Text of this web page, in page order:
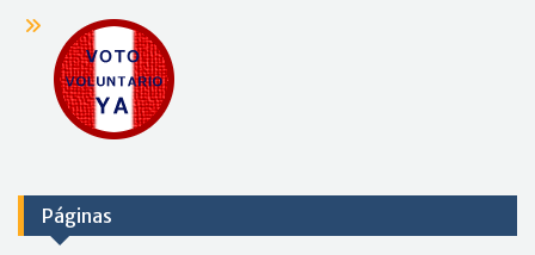
Páginas